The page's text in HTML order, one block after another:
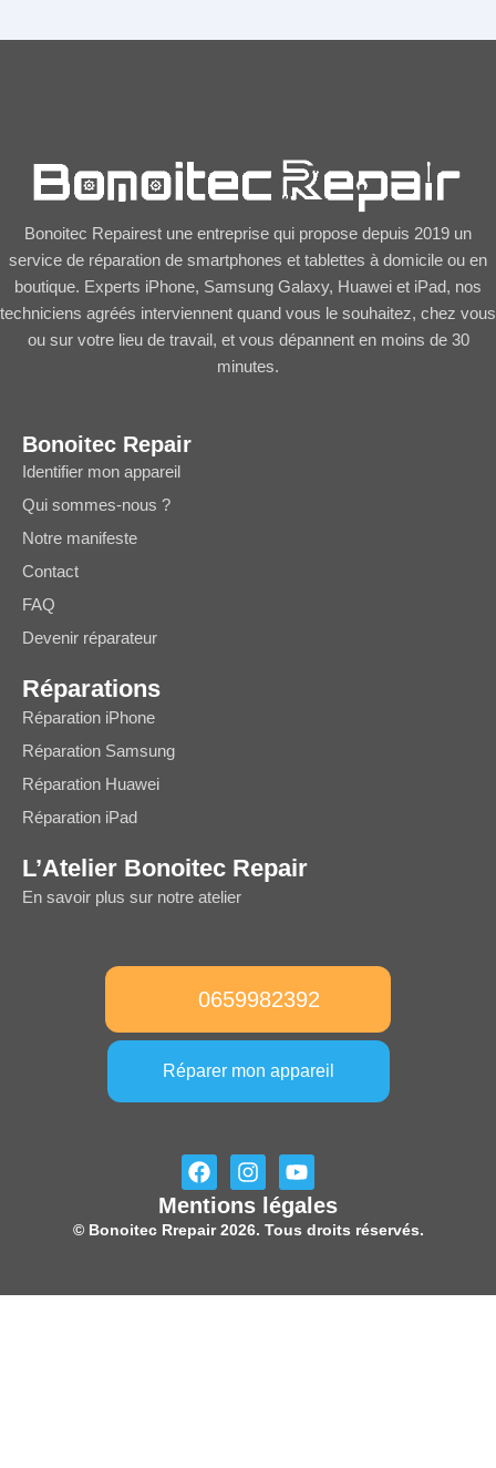
Bonoitec Repairest une entreprise qui propose depuis 2019 un
service de réparation de smartphones et tablettes à domicile ou en
boutique. Experts iPhone, Samsung Galaxy, Huawei et iPad, nos
techniciens agréés interviennent quand vous le souhaitez, chez vous
ou sur votre lieu de travail, et vous dépannent en moins de 30
minutes.
Bonoitec Repair
Identifier mon appareil
Qui sommes-nous ?
Notre manifeste
Contact
FAQ
Devenir réparateur
Réparations
Réparation iPhone
Réparation Samsung
Réparation Huawei
Réparation iPad
L’Atelier Bonoitec Repair
En savoir plus sur notre atelier
0659982392
Réparer mon appareil
F
a
c
e
o
I
n
s
t
r
Y
o
u
t
e
Mentions légales
© Bonoitec Rrepair 2026. Tous droits réservés.